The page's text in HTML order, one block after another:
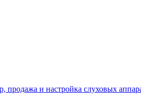
и настройка слуховых